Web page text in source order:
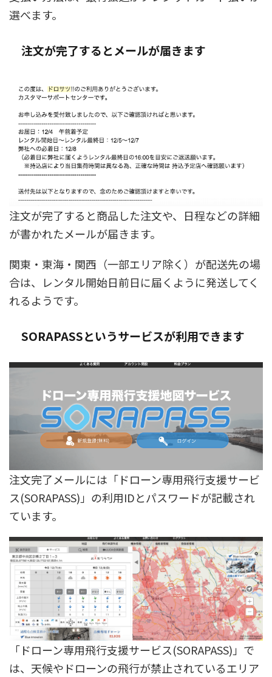
選べます。
注文が完了するとメールが届きます
注文が完了すると商品した注文や、日程などの詳細
が書かれたメールが届きます。
関東・東海・関西（一部エリア除く）が配送先の場
合は、レンタル開始日前日に届くように発送してく
れるようです。
SORAPASSというサービスが利用できます
注文完了メールには「ドローン専用飛行支援サービ
ス(SORAPASS)」の利用IDとパスワードが記載され
ています。
「ドローン専用飛行支援サービス(SORAPASS)」で
は、天候やドローンの飛行が禁止されているエリア